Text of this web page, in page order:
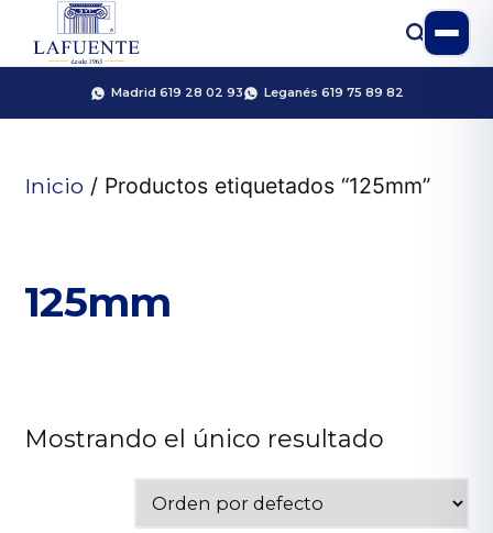
Madrid 619 28 02 93 Leganés 619 75 89 82
Inicio / Productos etiquetados “125mm”
125mm
Mostrando el único resultado